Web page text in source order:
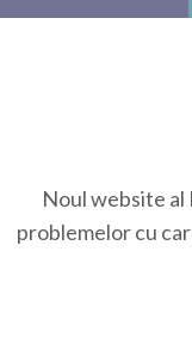
Noul website al
problemelor cu